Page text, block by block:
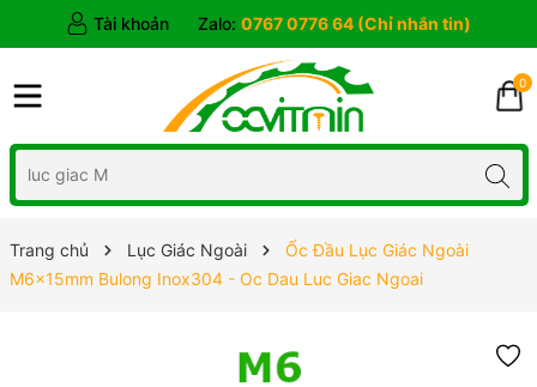
Tài khoản Zalo: 0767 0776 64 (Chỉ nhắn tin)
0
Trang chủ Lục Giác Ngoài
Ốc Đầu Lục Giác Ngoài
M6x15mm Bulong Inox304 - Oc Dau Luc Giac Ngoai